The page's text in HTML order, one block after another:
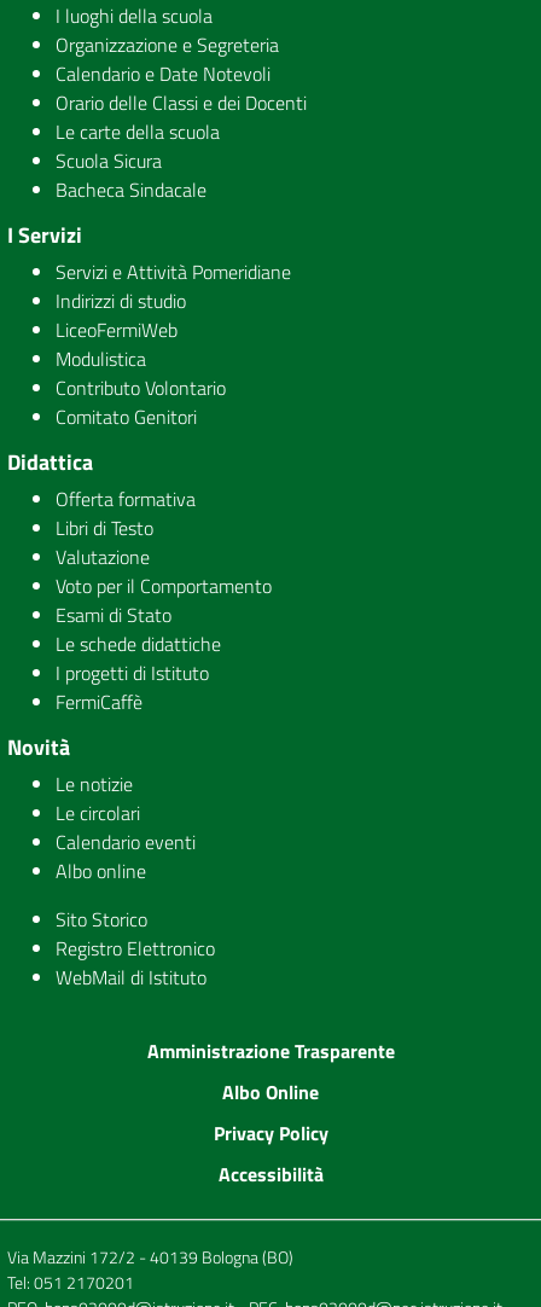
I luoghi della scuola
Organizzazione e Segreteria
Calendario e Date Notevoli
Orario delle Classi e dei Docenti
Le carte della scuola
Scuola Sicura
Bacheca Sindacale
I Servizi
Servizi e Attività Pomeridiane
Indirizzi di studio
LiceoFermiWeb
Modulistica
Contributo Volontario
Comitato Genitori
Didattica
Offerta formativa
Libri di Testo
Valutazione
Voto per il Comportamento
Esami di Stato
Le schede didattiche
I progetti di Istituto
FermiCaffè
Novità
Le notizie
Le circolari
Calendario eventi
Albo online
Sito Storico
Registro Elettronico
WebMail di Istituto
Amministrazione Trasparente
Albo Online
Privacy Policy
Accessibilità
Via Mazzini 172/2 - 40139 Bologna (BO)
Tel:051 2170201